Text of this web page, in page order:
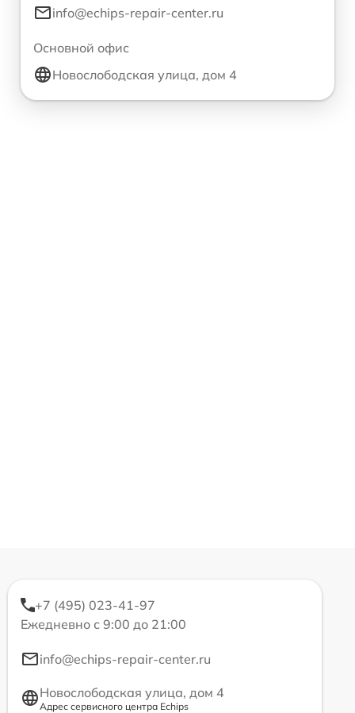
info@echips-repair-center.ru
Основной офис
Новослободская улица, дом 4
+7 (495) 023-41-97
Ежедневно с 9:00 до 21:00
info@echips-repair-center.ru
Новослободская улица, дом 4
Адрес сервисного центра Echips